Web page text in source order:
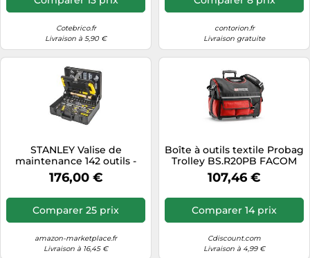
Cotebrico.fr
Livraison à 5,90 €
contorion.fr
Livraison gratuite
STANLEY Valise de
maintenance 142 outils -
STMT98109-1
176,00 €
Comparer 25 prix
amazon-marketplace.fr
Livraison à 16,45 €
Boîte à outils textile Probag
Trolley BS.R20PB FACOM
107,46 €
Comparer 14 prix
Cdiscount.com
Livraison à 4,99 €